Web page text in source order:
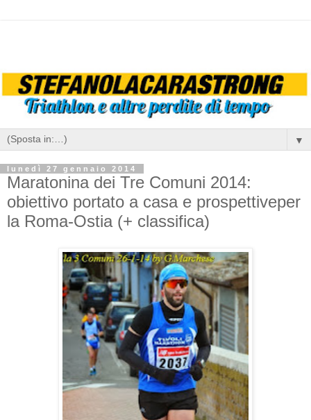
▼
lunedì 27 gennaio 2014
Maratonina dei Tre Comuni 2014:
obiettivo portato a casa e prospettiveper
la Roma-Ostia (+ classifica)